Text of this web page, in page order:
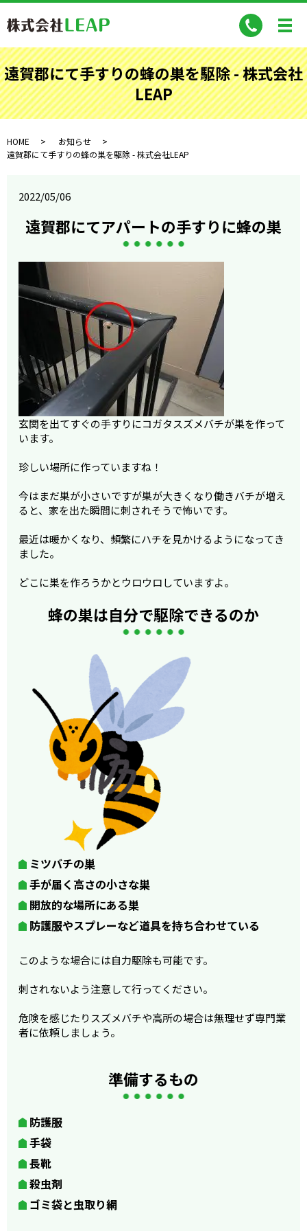
遠賀郡にて手すりの蜂の巣を駆除 - 株式会社
LEAP
HOME
お知らせ
遠賀郡にて手すりの蜂の巣を駆除 - 株式会社LEAP
2022/05/06
遠賀郡にてアパートの手すりに蜂の巣
玄関を出てすぐの手すりにコガタスズメバチが巣を作って
います。
珍しい場所に作っていますね！
今はまだ巣が小さいですが巣が大きくなり働きバチが増え
ると、家を出た瞬間に刺されそうで怖いです。
最近は暖かくなり、頻繁にハチを見かけるようになってき
ました。
どこに巣を作ろうかとウロウロしていますよ。
蜂の巣は自分で駆除できるのか
ミツバチの巣
手が届く高さの小さな巣
開放的な場所にある巣
防護服やスプレーなど道具を持ち合わせている
このような場合には自力駆除も可能です。
刺されないよう注意して行ってください。
危険を感じたりスズメバチや高所の場合は無理せず専門業
者に依頼しましょう。
準備するもの
防護服
手袋
長靴
殺虫剤
ゴミ袋と虫取り網